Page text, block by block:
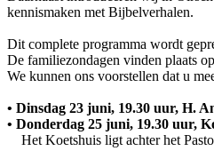
kennismaken met Bijbelverhalen.
Dit complete programma wordt
De familiezondagen vinden plaats
We kunnen ons voorstellen dat u
• Dinsdag 23 juni, 19.30 uur, H.
• Donderdag 25 juni, 19.30 uur,
Het Koetshuis ligt achter het